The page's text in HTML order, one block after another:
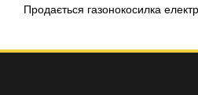
Продається газонокосилка